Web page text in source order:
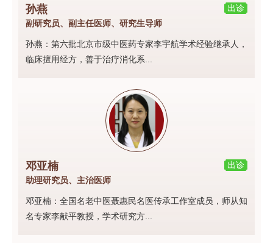
出诊
孙燕
副研究员、副主任医师、研究生导师
孙燕：第六批北京市级中医药专家李宇航学术经验继承人，
临床擅用经方，善于治疗消化系...
出诊
邓亚楠
助理研究员、主治医师
邓亚楠：全国名老中医聂惠民名医传承工作室成员，师从知
名专家李献平教授，学术研究方...